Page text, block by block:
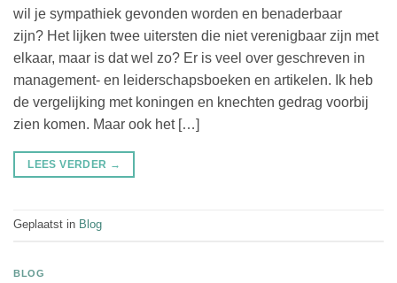
wil je sympathiek gevonden worden en benaderbaar
zijn? Het lijken twee uitersten die niet verenigbaar zijn met
elkaar, maar is dat wel zo? Er is veel over geschreven in
management- en leiderschapsboeken en artikelen. Ik heb
de vergelijking met koningen en knechten gedrag voorbij
zien komen. Maar ook het […]
LEES VERDER →
Geplaatst in Blog
BLOG